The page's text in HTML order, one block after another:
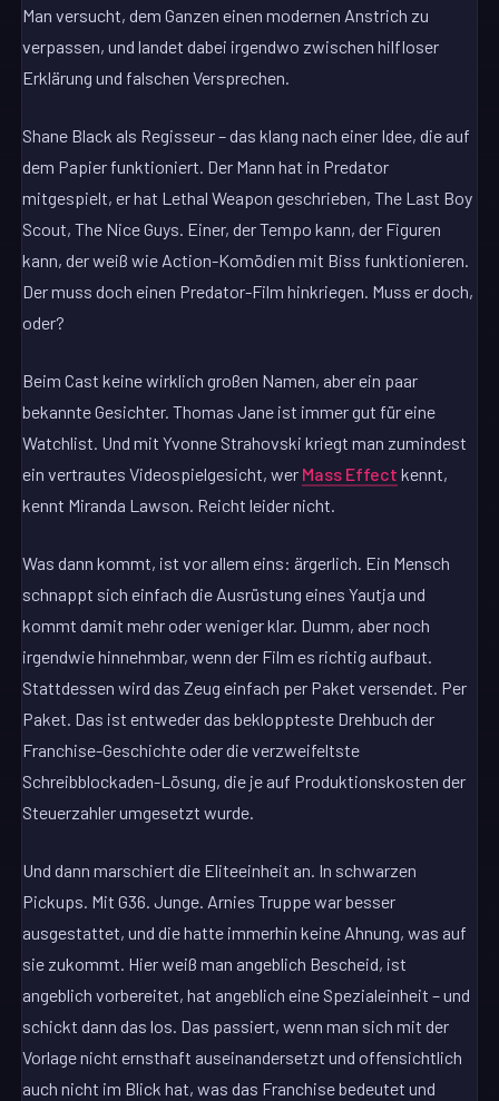
Man versucht, dem Ganzen einen modernen Anstrich zu
verpassen, und landet dabei irgendwo zwischen hilfloser
Erklärung und falschen Versprechen.
Shane Black als Regisseur – das klang nach einer Idee, die auf
dem Papier funktioniert. Der Mann hat in Predator
mitgespielt, er hat Lethal Weapon geschrieben, The Last Boy
Scout, The Nice Guys. Einer, der Tempo kann, der Figuren
kann, der weiß wie Action-Komödien mit Biss funktionieren.
Der muss doch einen Predator-Film hinkriegen. Muss er doch,
oder?
Beim Cast keine wirklich großen Namen, aber ein paar
bekannte Gesichter. Thomas Jane ist immer gut für eine
Watchlist. Und mit Yvonne Strahovski kriegt man zumindest
ein vertrautes Videospielgesicht, wer Mass Effect kennt,
kennt Miranda Lawson. Reicht leider nicht.
Was dann kommt, ist vor allem eins: ärgerlich. Ein Mensch
schnappt sich einfach die Ausrüstung eines Yautja und
kommt damit mehr oder weniger klar. Dumm, aber noch
irgendwie hinnehmbar, wenn der Film es richtig aufbaut.
Stattdessen wird das Zeug einfach per Paket versendet. Per
Paket. Das ist entweder das bekloppteste Drehbuch der
Franchise-Geschichte oder die verzweifeltste
Schreibblockaden-Lösung, die je auf Produktionskosten der
Steuerzahler umgesetzt wurde.
Und dann marschiert die Eliteeinheit an. In schwarzen
Pickups. Mit G36. Junge. Arnies Truppe war besser
ausgestattet, und die hatte immerhin keine Ahnung, was auf
sie zukommt. Hier weiß man angeblich Bescheid, ist
angeblich vorbereitet, hat angeblich eine Spezialeinheit – und
schickt dann das los. Das passiert, wenn man sich mit der
Vorlage nicht ernsthaft auseinandersetzt und offensichtlich
auch nicht im Blick hat, was das Franchise bedeutet und